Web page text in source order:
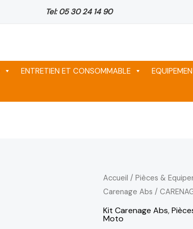
Tel: 05 30 24 14 90
ENTRETIEN ET CONSOMMABLE
Accueil / Pièces &
Carenage Abs /
Kit Carenage Abs,
Moto
quantité
de
CARENAGE
Z1000